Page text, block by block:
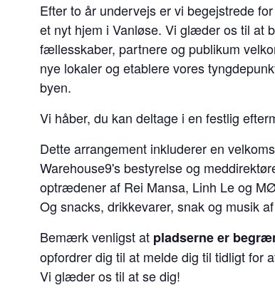
Efter to år undervejs er vi begejstrede
et nyt hjem i Vanløse. Vi glæder os til at
fællesskaber, partnere og publikum
nye lokaler og etablere vores
byen.
Vi håber, du kan deltage i en festlig
Dette arrangement inkluderer en
Warehouse9's bestyrelse og
optrædener af Rei Mansa, Linh Le og
Og snacks, drikkevarer, snak og musik
Bemærk venligst at pladserne er
opfordrer dig til at melde dig til tidligt for
Vi glæder os til at se dig!